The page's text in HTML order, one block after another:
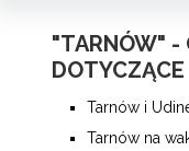
"TARNÓW" -
Tarnów i
Tarnów na